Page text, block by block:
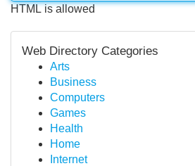
HTML is allowed
Web Directory Categories
Arts
Business
Computers
Games
Health
Home
Internet